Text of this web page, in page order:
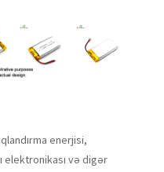
enerjisi,
elektronikası və digər